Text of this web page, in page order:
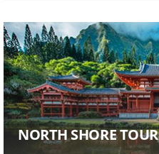
NORTH SHORE TOUR